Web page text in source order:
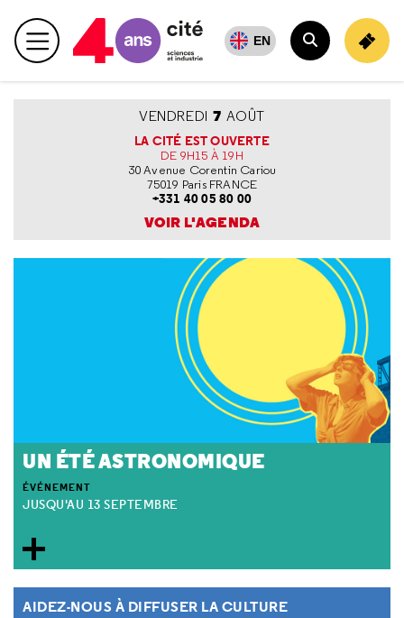
en
haut Menu principal EN
Rechercher
VENDREDI 7 AOÛT
LA CITÉ EST OUVERTE
DE 9H15 À 19H
30 Avenue Corentin Cariou
75019 Paris FRANCE
+331 40 05 80 00
VOIR L'AGENDA
UN ÉTÉ ASTRONOMIQUE
ÉVÉNEMENT
JUSQU'AU 13 SEPTEMBRE
AIDEZ-NOUS À DIFFUSER LA CULTURE